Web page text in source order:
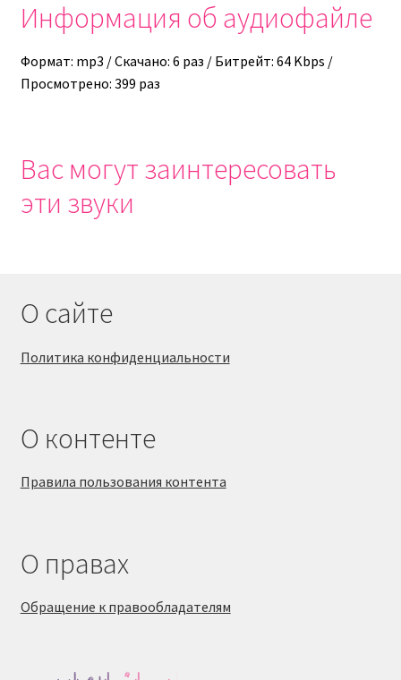
Информация об аудиофайле
Формат: mp3 / Скачано: 6 раз / Битрейт: 64 Kbps /
Просмотрено: 399 раз
Вас могут заинтересовать
эти звуки
О сайте
Политика конфиденциальности
О контенте
Правила пользования контента
О правах
Обращение к правообладателям